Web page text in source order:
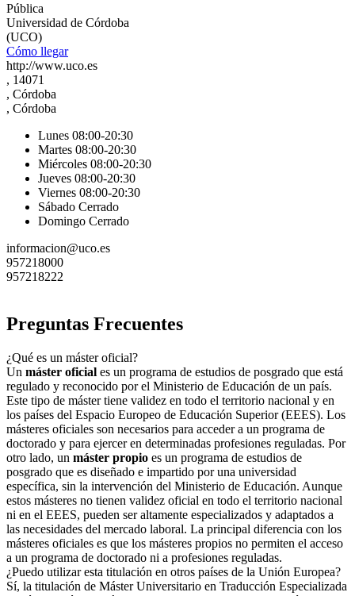
Pública
Universidad de Córdoba
(UCO)
Cómo llegar
http://www.uco.es
, 14071
, Córdoba
, Córdoba
Lunes 08:00-20:30
Martes 08:00-20:30
Miércoles 08:00-20:30
Jueves 08:00-20:30
Viernes 08:00-20:30
Sábado Cerrado
Domingo Cerrado
informacion@uco.es
957218000
957218222
Preguntas Frecuentes
¿Qué es un máster oficial?
Un máster oficial es un programa de estudios de posgrado que está
regulado y reconocido por el Ministerio de Educación de un país.
Este tipo de máster tiene validez en todo el territorio nacional y en
los países del Espacio Europeo de Educación Superior (EEES). Los
másteres oficiales son necesarios para acceder a un programa de
doctorado y para ejercer en determinadas profesiones reguladas. Por
otro lado, un máster propio es un programa de estudios de
posgrado que es diseñado e impartido por una universidad
específica, sin la intervención del Ministerio de Educación. Aunque
estos másteres no tienen validez oficial en todo el territorio nacional
ni en el EEES, pueden ser altamente especializados y adaptados a
las necesidades del mercado laboral. La principal diferencia con los
másteres oficiales es que los másteres propios no permiten el acceso
a un programa de doctorado ni a profesiones reguladas.
¿Puedo utilizar esta titulación en otros países de la Unión Europea?
Sí, la titulación de Máster Universitario en Traducción Especializada